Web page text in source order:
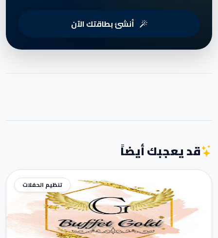
أنشئ بطاقتك الآن
قد يعجبك أيضاً
تنظيم الحفلات